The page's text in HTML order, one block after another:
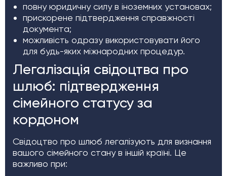
повну юридичну силу в іноземних установах;
прискорене підтвердження справжності
документа;
можливість одразу використовувати його
для будь-яких міжнародних процедур.
Легалізація свідоцтва про
шлюб: підтвердження
сімейного статусу за
кордоном
Свідоцтво про шлюб легалізують для визнання
вашого сімейного стану в іншій країні. Це
важливо при: